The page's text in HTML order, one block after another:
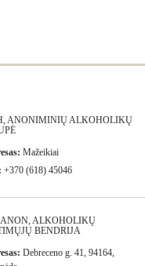
ANONIMINIŲ ALKOHOLIKŲ
Mažeikiai
+370 (618) 45046
ALKOHOLIKŲ
BENDRIJA
Debreceno g. 41, 94164,